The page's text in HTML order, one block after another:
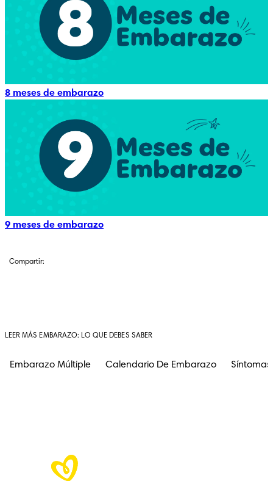
8 meses de embarazo
9 meses de embarazo
Compartir:
LEER MÁS EMBARAZO: LO QUE DEBES SABER
Embarazo Múltiple Calendario De Embarazo